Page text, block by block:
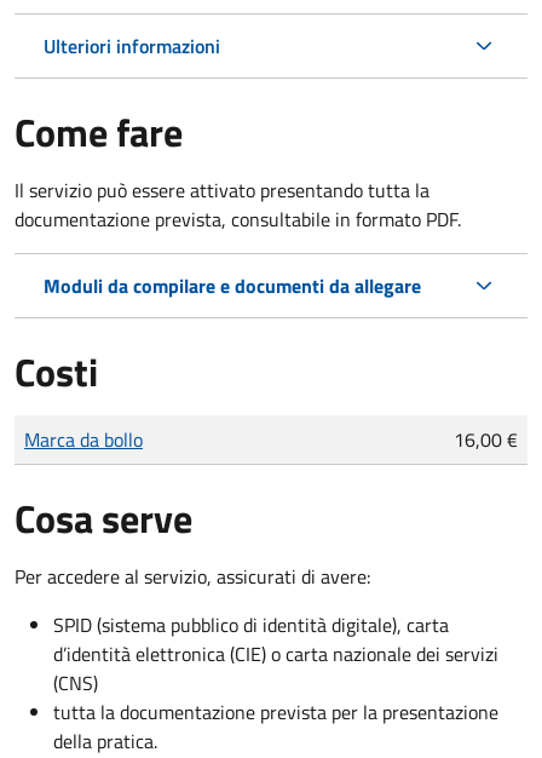
Ulteriori informazioni
Come fare
Il servizio può essere attivato presentando tutta la
documentazione prevista, consultabile in formato PDF.
Moduli da compilare e documenti da allegare
Costi
Tipo di pagamento
Importo
Marca da bollo 16,00 €
Cosa serve
Per accedere al servizio, assicurati di avere:
SPID (sistema pubblico di identità digitale), carta
d’identità elettronica (CIE) o carta nazionale dei servizi
(CNS)
tutta la documentazione prevista per la presentazione
della pratica.